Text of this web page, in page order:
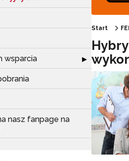
wsparcia Rozwiń sekcję
▶
nasz fanpage na
Start